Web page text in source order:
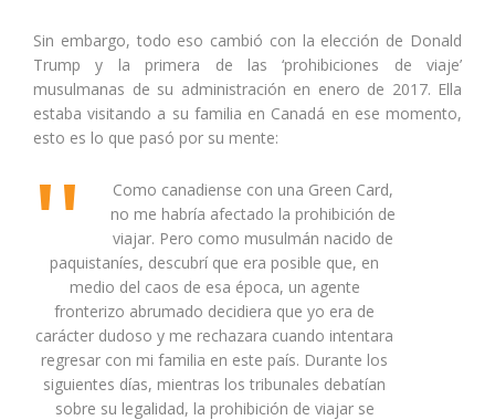
Sin embargo, todo eso cambió con la elección de Donald
Trump y la primera de las ‘prohibiciones de viaje’
musulmanas de su administración en enero de 2017. Ella
estaba visitando a su familia en Canadá en ese momento,
esto es lo que pasó por su mente:
Como canadiense con una Green Card,
no me habría afectado la prohibición de
viajar. Pero como musulmán nacido de
paquistaníes, descubrí que era posible que, en
medio del caos de esa época, un agente
fronterizo abrumado decidiera que yo era de
carácter dudoso y me rechazara cuando intentara
regresar con mi familia en este país. Durante los
siguientes días, mientras los tribunales debatían
sobre su legalidad, la prohibición de viajar se